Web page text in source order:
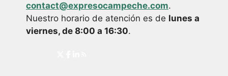
contact@expresocampeche.com.
Nuestro horario de atención es de lunes a
viernes, de 8:00 a 16:30.